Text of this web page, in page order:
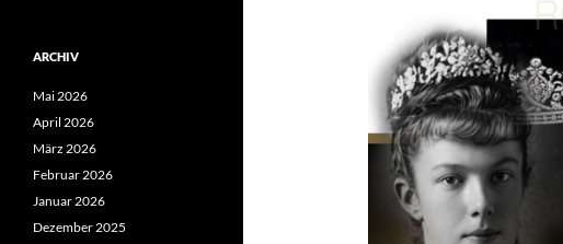
ARCHIV
Mai 2026
April 2026
März 2026
Februar 2026
Januar 2026
Dezember 2025